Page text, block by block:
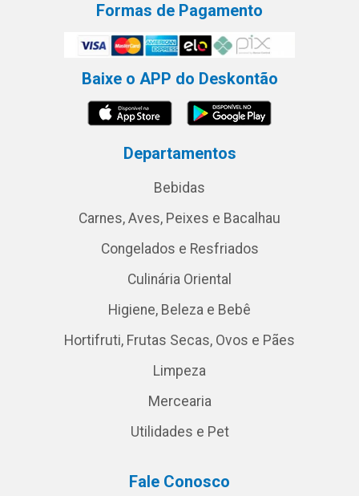
Formas de Pagamento
Baixe o APP do Deskontão
Departamentos
Bebidas
Carnes, Aves, Peixes e Bacalhau
Congelados e Resfriados
Culinária Oriental
Higiene, Beleza e Bebê
Hortifruti, Frutas Secas, Ovos e Pães
Limpeza
Mercearia
Utilidades e Pet
Fale Conosco